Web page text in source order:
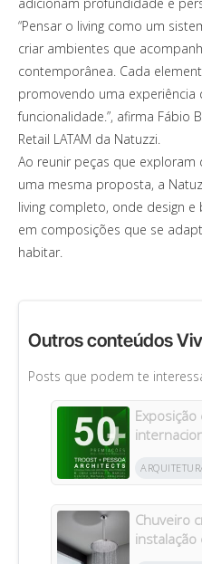
adicionam profundidade e
“Pensar o living como um
criar ambientes que
contemporânea. Cada
promovendo uma
funcionalidade.”, afirma Fábio
Retail LATAM da Natuzzi.
Ao reunir peças que exploram
uma mesma proposta, a
living completo, onde design
em composições que se
habitar.
Outros conteúdos
Posts que podem te
Chuveiro
instalação